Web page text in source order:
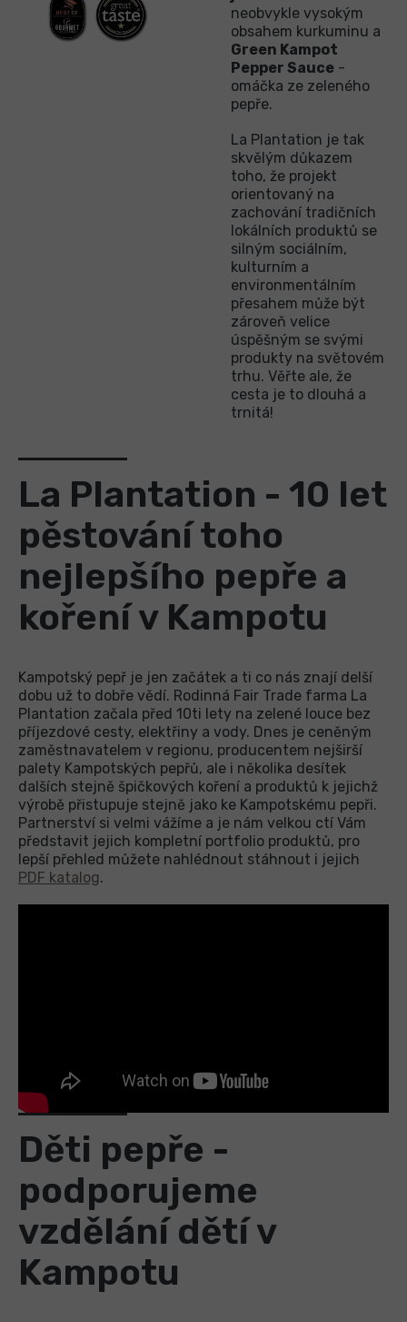
neobvykle vysokým
obsahem kurkuminu a
Green Kampot
Pepper Sauce -
omáčka ze zeleného
pepře.
La Plantation je tak
skvělým důkazem
toho, že projekt
orientovaný na
zachování tradičních
lokálních produktů se
silným sociálním,
kulturním a
environmentálním
přesahem může být
zároveň velice
úspěšným se svými
produkty na světovém
trhu. Věřte ale, že
cesta je to dlouhá a
trnitá!
La Plantation - 10 let
pěstování toho
nejlepšího pepře a
koření v Kampotu
Kampotský pepř je jen začátek a ti co nás znají delší
dobu už to dobře vědí. Rodinná Fair Trade farma La
Plantation začala před 10ti lety na zelené louce bez
příjezdové cesty, elektřiny a vody. Dnes je ceněným
zaměstnavatelem v regionu, producentem nejširší
palety Kampotských pepřů, ale i několika desítek
dalších stejně špičkových koření a produktů k jejichž
výrobě přistupuje stejně jako ke Kampotskému pepři.
Partnerství si velmi vážíme a je nám velkou ctí Vám
představit jejich kompletní portfolio produktů, pro
lepší přehled můžete nahlédnout stáhnout i jejich
PDF katalog.
Děti pepře -
podporujeme
vzdělání dětí v
Kampotu